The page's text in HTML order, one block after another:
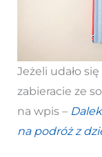
Jeżeli udało
zabieracie ze
na wpis –
na podróż z